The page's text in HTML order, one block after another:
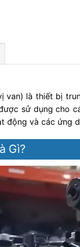
van) là thiết bị
sử dụng cho
động và các ứng
Gì?